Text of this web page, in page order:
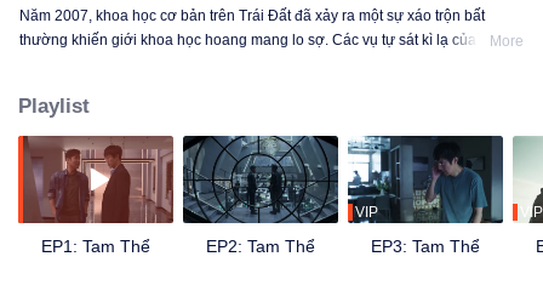
Năm 2007, khoa học cơ bản trên Trái Đất đã xảy ra một sự xáo trộn bất
thường khiến giới khoa học hoang mang lo sợ. Các vụ tự sát kì lạ của những
vật liệu nano bị cảnh sát Sử Cường đưa đến Trung tâm kết hợp tác chiến và
nằm vùng tổ chức "Biên giới Khoa học" để hỗ trợ điều tra. Trong quá trình
điều tra, Uông Diểu và Sử Cường tiếp xúc với một tổ chức có tên là ETO và
phát hiện ra bí mật của trò chơi "Tam Thể", đó là hai nền văn minh đang dốc
sức chiến đấu với nhau vì không gian sinh tồn. Nhờ sự nỗ lực của tất cả mọi
More
Playlist
EP1: Tam Thể EP2: Tam Thể
VIP
EP3: Tam Thể
VIP